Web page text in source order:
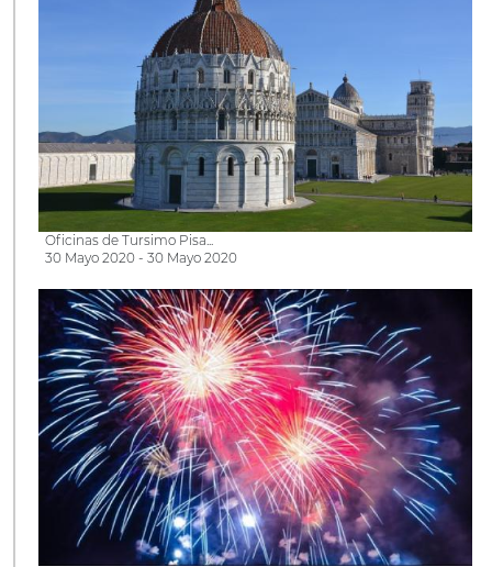
Oficinas de Tursimo Pisa...
30 Mayo 2020 - 30 Mayo 2020